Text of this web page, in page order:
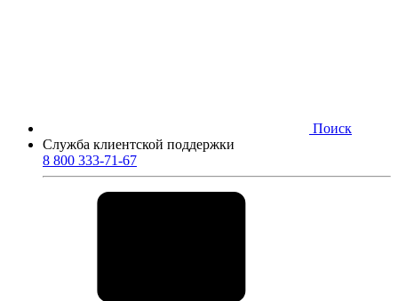
Поиск
Служба клиентской поддержки
8 800 333-71-67